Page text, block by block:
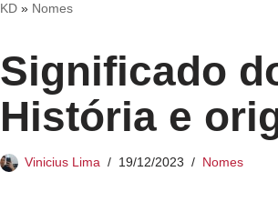
KD» Nomes
Significado
História e
Vinicius Lima 19/12/2023 Nomes